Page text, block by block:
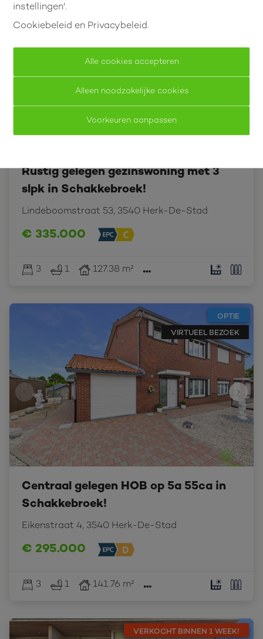
instellingen'.
Cookiebeleid en Privacybeleid.
Alle cookies accepteren
Alleen noodzakelijke cookies
Voorkeuren aanpassen
Rustig gelegen gezinswoning met 3
slpk in Schakkebroek!
Lindeboomstraat 53, 3540 Herk-De-Stad
€ 335.000
3 1 127.38 m²
OPTIE
VIRTUEEL BEZOEK
Centraal gelegen HOB op 5a 55ca in
Schakkebroek!
Eikenstraat 4, 3540 Herk-De-Stad
€ 295.000
3 1 141.76 m²
VERKOCHT BINNEN 1 WEEK!